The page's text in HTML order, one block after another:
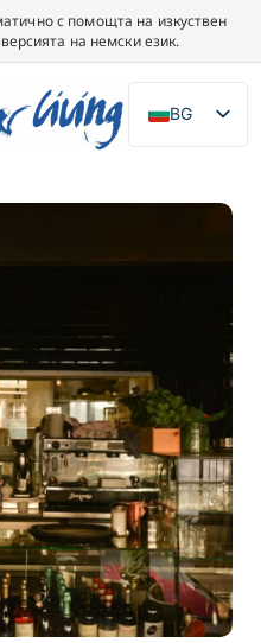
с помощта на изкуствен
на немски език.
BG
DE
SV
FR
PT
TR
RU
FI